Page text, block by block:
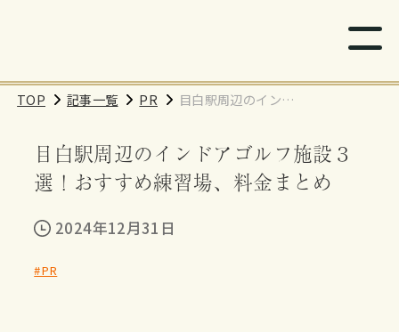
TOP 記事一覧 PR
目白駅周辺のインド
おすすめ練習場、料
金まとめ
目白駅周辺のインドアゴルフ施設３
選！おすすめ練習場、料金まとめ
2024年12月31日
#PR